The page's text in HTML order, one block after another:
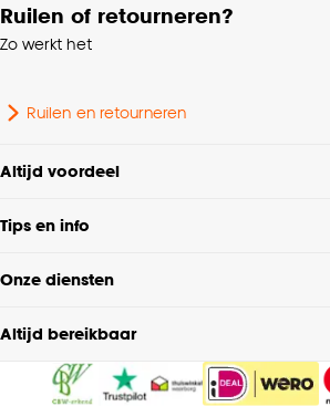
Ruilen of retourneren?
Zo werkt het
Ruilen en retourneren
Altijd voordeel
Tips en info
Onze diensten
Altijd bereikbaar